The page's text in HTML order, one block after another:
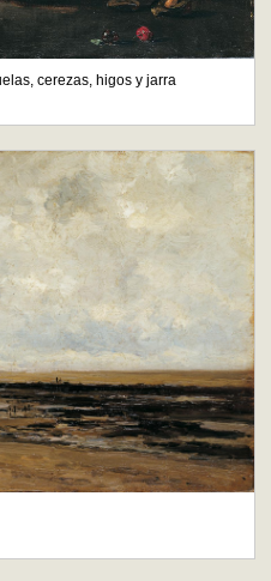
cerezas, higos y jarra